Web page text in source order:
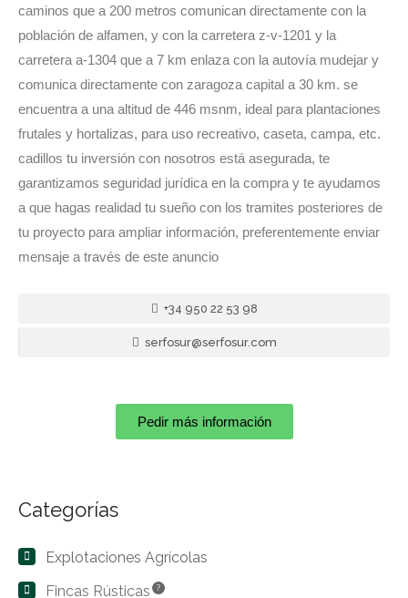
caminos que a 200 metros comunican directamente con la
población de alfamen, y con la carretera z-v-1201 y la
carretera a-1304 que a 7 km enlaza con la autovía mudejar y
comunica directamente con zaragoza capital a 30 km. se
encuentra a una altitud de 446 msnm, ideal para plantaciones
frutales y hortalizas, para uso recreativo, caseta, campa, etc.
cadillos tu inversión con nosotros está asegurada, te
garantizamos seguridad jurídica en la compra y te ayudamos
a que hagas realidad tu sueño con los tramites posteriores de
tu proyecto para ampliar información, preferentemente enviar
mensaje a través de este anuncio
+34 950 22 53 98
serfosur@serfosur.com
Pedir más información
Categorías
Explotaciones Agrícolas
Fincas Rústicas
?